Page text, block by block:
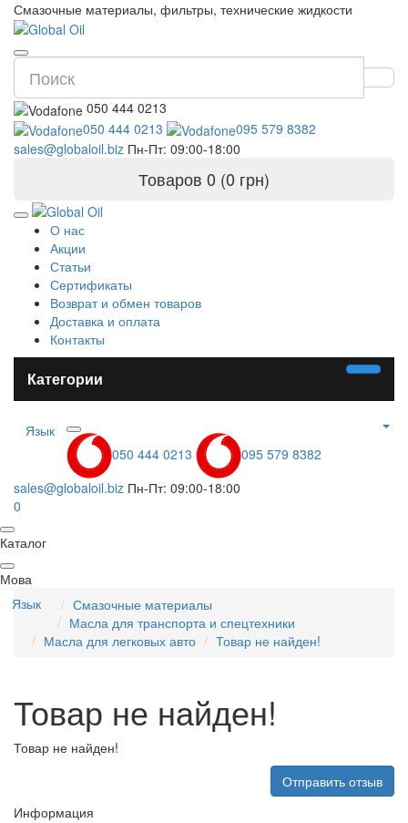
Смазочные материалы, фильтры, технические жидкости
050 444 0213
050 444 0213
095 579 8382
sales@globaloil.biz Пн-Пт: 09:00-18:00
Товаров 0 (0 грн)
О нас
Акции
Статьи
Сертификаты
Возврат и обмен товаров
Доставка и оплата
Контакты
Категории
Язык
050 444 0213
095 579 8382
sales@globaloil.biz Пн-Пт: 09:00-18:00
0
Каталог
Мова
Язык
Смазочные материалы
Масла для транспорта и спецтехники
Масла для легковых авто
Товар не найден!
Товар не найден!
Товар не найден!
Отправить отзыв
Информация